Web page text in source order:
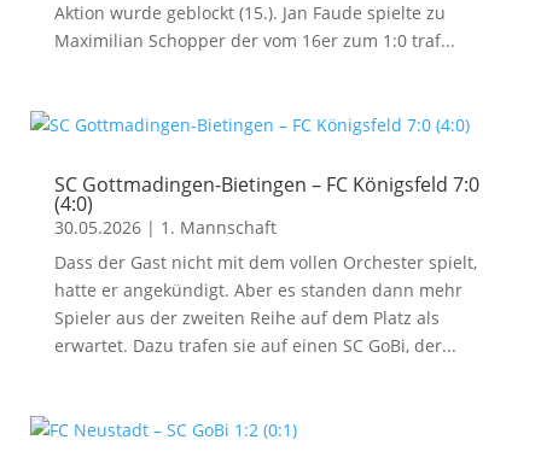
Aktion wurde geblockt (15.). Jan Faude spielte zu
Maximilian Schopper der vom 16er zum 1:0 traf...
SC Gottmadingen-Bietingen – FC Königsfeld 7:0
(4:0)
30.05.2026| 1. Mannschaft
Dass der Gast nicht mit dem vollen Orchester spielt,
hatte er angekündigt. Aber es standen dann mehr
Spieler aus der zweiten Reihe auf dem Platz als
erwartet. Dazu trafen sie auf einen SC GoBi, der...